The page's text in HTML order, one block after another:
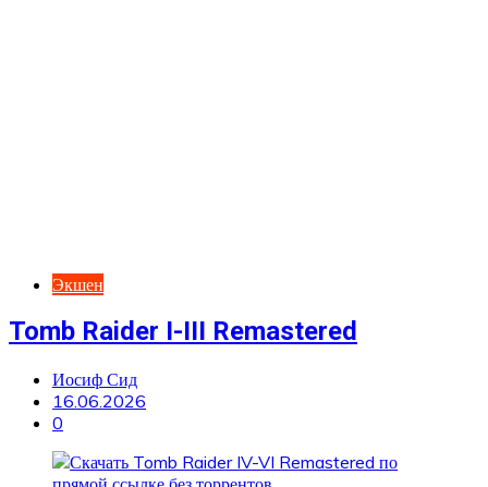
Экшен
Tomb Raider I-III Remastered
Иосиф Сид
16.06.2026
0